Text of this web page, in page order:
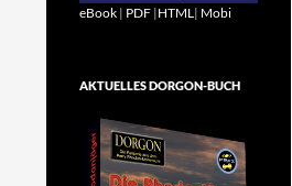
eBook | PDF |HTML | Mobi
AKTUELLES DORGON-BUCH